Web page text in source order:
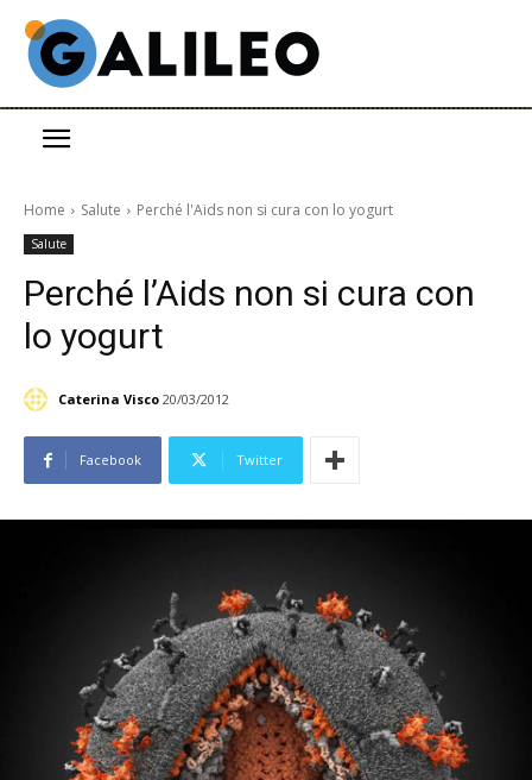
Home Salute Perché l'Aids non si cura con lo yogurt
Salute
Perché l’Aids non si cura con
lo yogurt
Caterina Visco 20/03/2012
Facebook Twitter